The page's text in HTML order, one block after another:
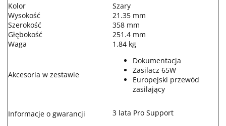
Kolor
Szary
Wysokość
21.35 mm
Szerokość
358 mm
Głębokość
251.4 mm
Waga
1.84 kg
Akcesoria w zestawie
Dokumentacja
Zasilacz 65W
Europejski przewód
zasilający
Informacje o gwarancji
3 lata Pro Support